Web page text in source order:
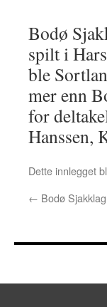
Bodø
spilt i
ble
mer enn
for
Hanssen,
Dette innlegget
← Bodø